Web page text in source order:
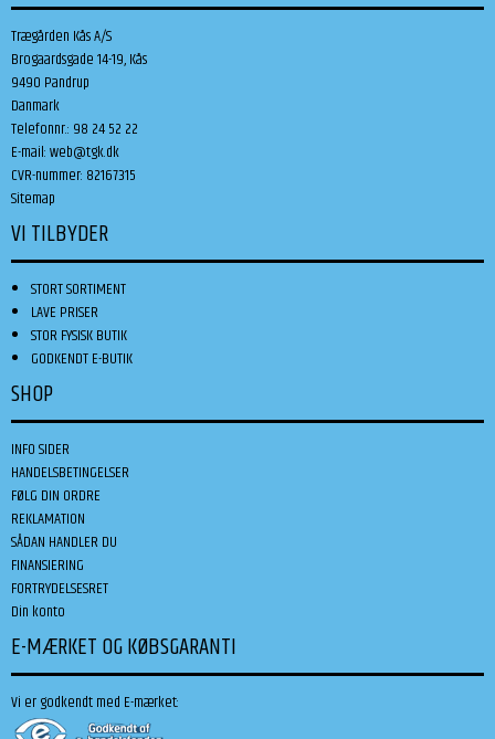
Trægården Kås A/S
Brogaardsgade 14-19, Kås
9490 Pandrup
Danmark
Telefonnr.: 98 24 52 22
E-mail:web@tgk.dk
CVR-nummer: 82167315
Sitemap
VI TILBYDER
STORT SORTIMENT
LAVE PRISER
STOR FYSISK BUTIK
GODKENDT E-BUTIK
SHOP
INFO SIDER
HANDELSBETINGELSER
FØLG DIN ORDRE
REKLAMATION
SÅDAN HANDLER DU
FINANSIERING
FORTRYDELSESRET
Din konto
E-MÆRKET OG KØBSGARANTI
Vi er godkendt med E-mærket: